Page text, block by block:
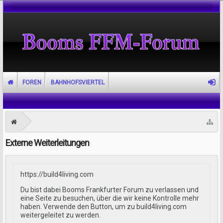
Externe Weiterleitungen
https://build4living.com
Du bist dabei Booms Frankfurter Forum zu verlassen und
eine Seite zu besuchen, über die wir keine Kontrolle mehr
haben. Verwende den Button, um zu build4living.com
weitergeleitet zu werden.
FOREN BAHNHOFSVIERTEL